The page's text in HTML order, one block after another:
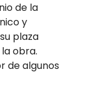
de la
y
plaza
obra.
de algunos